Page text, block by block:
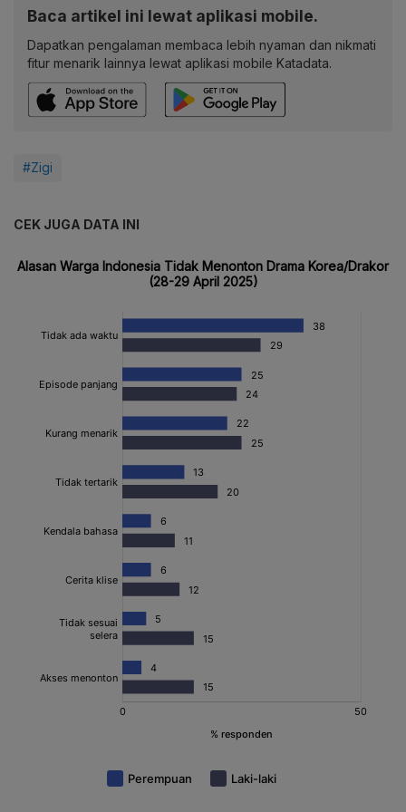
Baca artikel ini lewat aplikasi mobile.
Dapatkan pengalaman membaca lebih nyaman dan nikmati
fitur menarik lainnya lewat aplikasi mobile Katadata.
#Zigi
CEK JUGA DATA INI